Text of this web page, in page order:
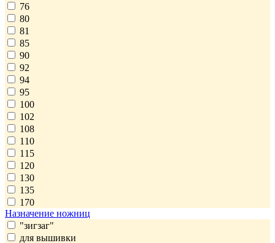
76
80
81
85
90
92
94
95
100
102
108
110
115
120
130
135
170
Назначение ножниц
"зигзаг"
для вышивки